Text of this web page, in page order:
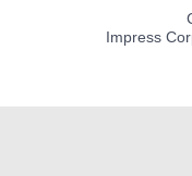
Impress